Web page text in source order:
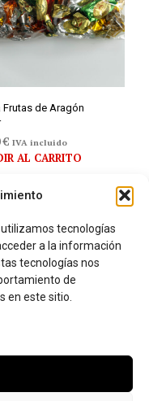
tecnologías
a la información
tecnologías nos
de
en este sitio.
Frutas de Aragón
€ IVA incluido
AL CARRITO